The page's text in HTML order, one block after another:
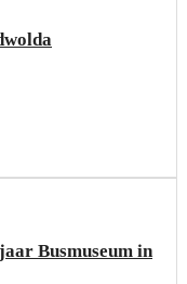
Busmuseum in